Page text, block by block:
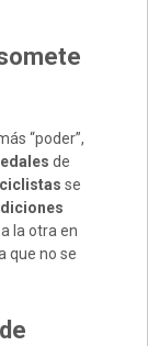
“poder”,
de
ciclistas se
la otra en
que no se